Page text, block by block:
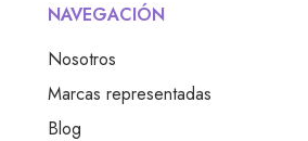
NAVEGACIÓN
Nosotros
Marcas representadas
Blog